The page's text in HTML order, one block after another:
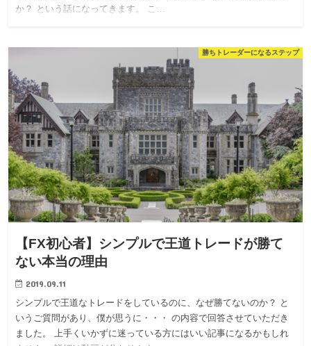
か？ という話になってきます。 こ…
勝ちトレーダーになるステップ
【FX初心者】シンプルで王道トレードが勝て
ない本当の理由
2019.09.11
シンプルで王道なトレードをしているのに、なぜ勝てないのか？ と
いうご質問があり、僕が思うに・・・ の内容で回答させていただき
ました。 上手くいかずに迷っている方にはいい記事になるかもしれ